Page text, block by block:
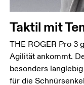
Taktil mit
THE ROGER Pro 3
Agilität ankommt.
besonders
für die